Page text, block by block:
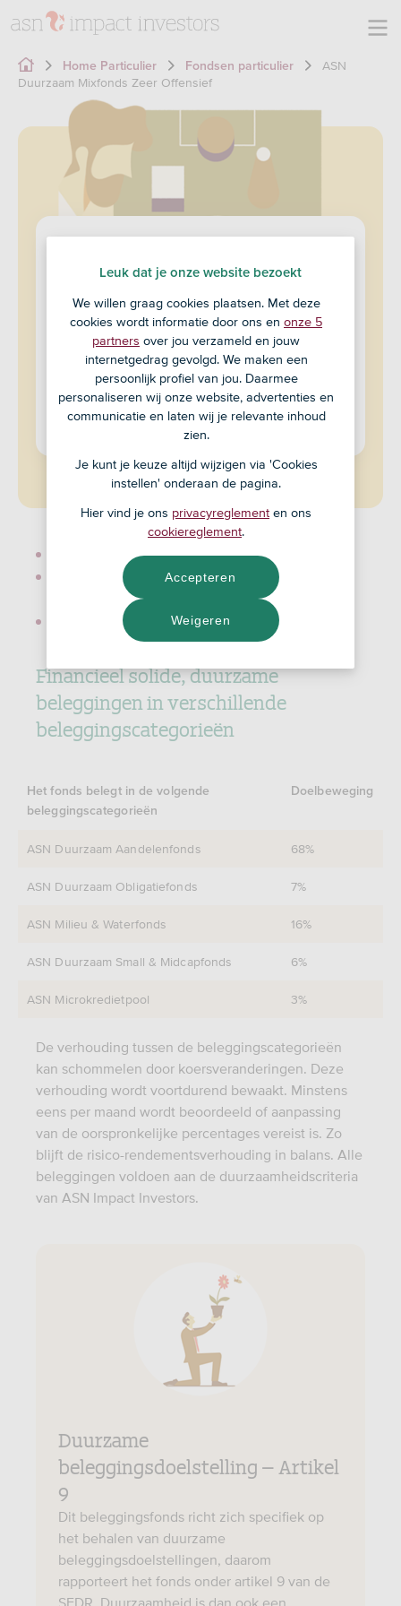
Home Particulier Fondsen particulier
ASN
Duurzaam Mixfonds Zeer Offensief
ASN Duurzaam Mixfonds
Zeer Offensief
Handelskoers
NAV
Fondskosten: 0,90%
Universum ASN Duurzame Mixfondsen
Kwartaalbericht ASN Duurzaam Mixfonds Zeer
Documenten
Financieel solide, duurzame
beleggingen in verschillende
beleggingscategorieën
Het fonds belegt in de volgende
beleggingscategorieën
Doelbeweging
ASN Duurzaam Aandelenfonds 68%
ASN Duurzaam Obligatiefonds 7%
ASN Milieu & Waterfonds 16%
ASN Duurzaam Small & Midcapfonds 6%
ASN Microkredietpool 3%
De verhouding tussen de beleggingscategorieën
kan schommelen door koersveranderingen. Deze
verhouding wordt voortdurend bewaakt. Minstens
eens per maand wordt beoordeeld of aanpassing
van de oorspronkelijke percentages vereist is. Zo
blijft de risico-rendementsverhouding in balans. Alle
beleggingen voldoen aan de duurzaamheidscriteria
van ASN Impact Investors.
Duurzame
beleggingsdoelstelling – Artikel
9
Dit beleggingsfonds richt zich specifiek op
het behalen van duurzame
beleggingsdoelstellingen, daarom
rapporteert het fonds onder artikel 9 van de
SFDR. Duurzaamheid is dan ook een
Leuk dat je onze website bezoekt
We willen graag cookies plaatsen. Met deze
cookies wordt informatie door ons en onze 5
partners over jou verzameld en jouw
internetgedrag gevolgd. We maken een
persoonlijk profiel van jou. Daarmee
personaliseren wij onze website, advertenties en
communicatie en laten wij je relevante inhoud
zien.
Je kunt je keuze altijd wijzigen via 'Cookies
instellen' onderaan de pagina.
Hier vind je ons privacyreglement en ons
cookiereglement.
Weigeren
Accepteren